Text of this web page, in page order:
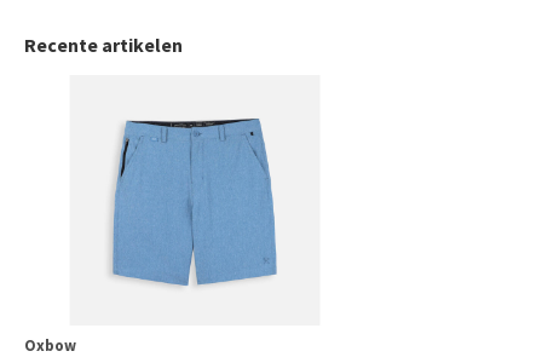
Recente artikelen
Oxbow